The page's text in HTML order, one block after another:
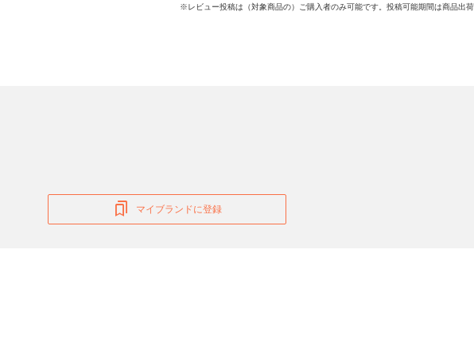
※レビュー投稿は（対象商品の）ご購入者のみ可能です。投稿可能期間は商品出
マイブランドに登録